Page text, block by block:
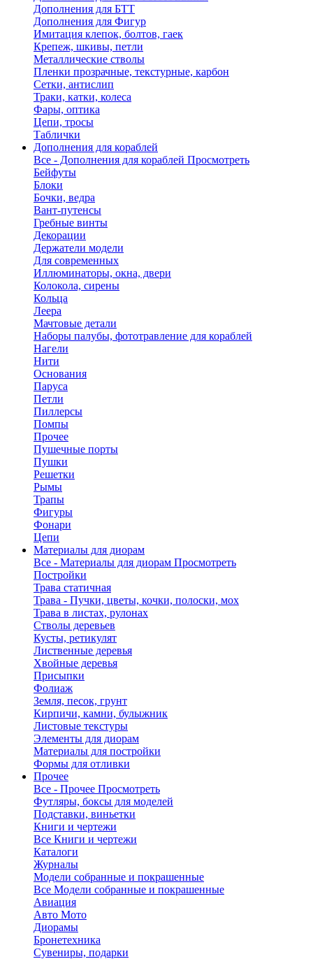
Дополнения для БТТ
Дополнения для Фигур
Имитация клепок, болтов, гаек
Крепеж, шкивы, петли
Металлические стволы
Пленки прозрачные, текстурные, карбон
Сетки, антислип
Траки, катки, колеса
Фары, оптика
Цепи, тросы
Таблички
Дополнения для кораблей
Все - Дополнения для кораблей Просмотреть
Бейфуты
Блоки
Бочки, ведра
Вант-путенсы
Гребные винты
Декорации
Держатели модели
Для современных
Иллюминаторы, окна, двери
Колокола, сирены
Кольца
Леера
Мачтовые детали
Наборы палубы, фототравление для кораблей
Нагели
Нити
Основания
Паруса
Петли
Пиллерсы
Помпы
Прочее
Пушечные порты
Пушки
Решетки
Рымы
Трапы
Фигуры
Фонари
Цепи
Материалы для диорам
Все - Материалы для диорам Просмотреть
Постройки
Трава статичная
Трава - Пучки, цветы, кочки, полоски, мох
Трава в листах, рулонах
Стволы деревьев
Кусты, ретикулят
Лиственные деревья
Хвойные деревья
Присыпки
Фолиаж
Земля, песок, грунт
Кирпичи, камни, булыжник
Листовые текстуры
Элементы для диорам
Материалы для постройки
Формы для отливки
Прочее
Все - Прочее Просмотреть
Футляры, боксы для моделей
Подставки, виньетки
Книги и чертежи
Все Книги и чертежи
Каталоги
Журналы
Модели собранные и покрашенные
Все Модели собранные и покрашенные
Авиация
Авто Мото
Диорамы
Бронетехника
Сувениры, подарки